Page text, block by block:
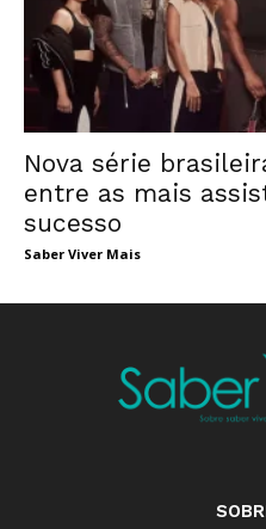
Nova série
entre as mais
sucesso
Saber Viver Mais